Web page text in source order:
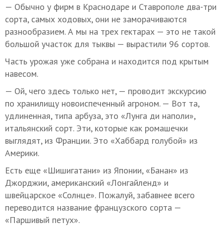
— Обычно у фирм в Краснодаре и Ставрополе два-три
сорта, самых ходовых, они не заморачиваются
разнообразием. А мы на трех гектарах — это не такой
большой участок для тыквы — вырастили 96 сортов.
Часть урожая уже собрана и находится под крытым
навесом.
— Ой, чего здесь только нет, — проводит экскурсию
по хранилищу новоиспеченный агроном. — Вот та,
удлиненная, типа арбуза, это «Лунга ди наполи»,
итальянский сорт. Эти, которые как ромашечки
выглядят, из Франции. Это «Хаббард голубой» из
Америки.
Есть еще «Шишигатани» из Японии, «Банан» из
Джорджии, американский «Лонгайленд» и
швейцарское «Солнце». Пожалуй, забавнее всего
переводится название французского сорта —
«Паршивый петух».